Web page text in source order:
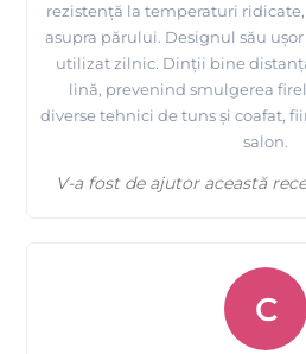
rezistență la temperaturi
asupra părului. Designul său
utilizat zilnic. Dinții bine
lină, prevenind smulgerea
diverse tehnici de tuns și coafat,
salon.
V-a fost de ajutor această
C